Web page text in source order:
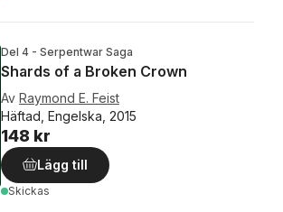
Del 4 - Serpentwar Saga
Shards of a Broken Crown
Av Raymond E. Feist
Häftad, Engelska, 2015
148 kr
Lägg till
Skickas